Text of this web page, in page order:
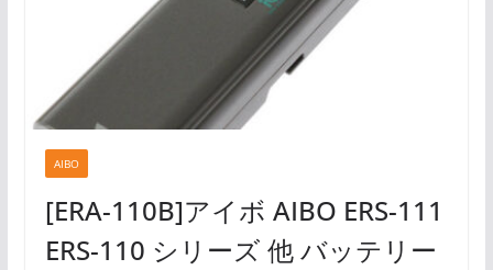
AIBO
[ERA-110B]アイボ AIBO ERS-111
ERS-110 シリーズ 他 バッテリー